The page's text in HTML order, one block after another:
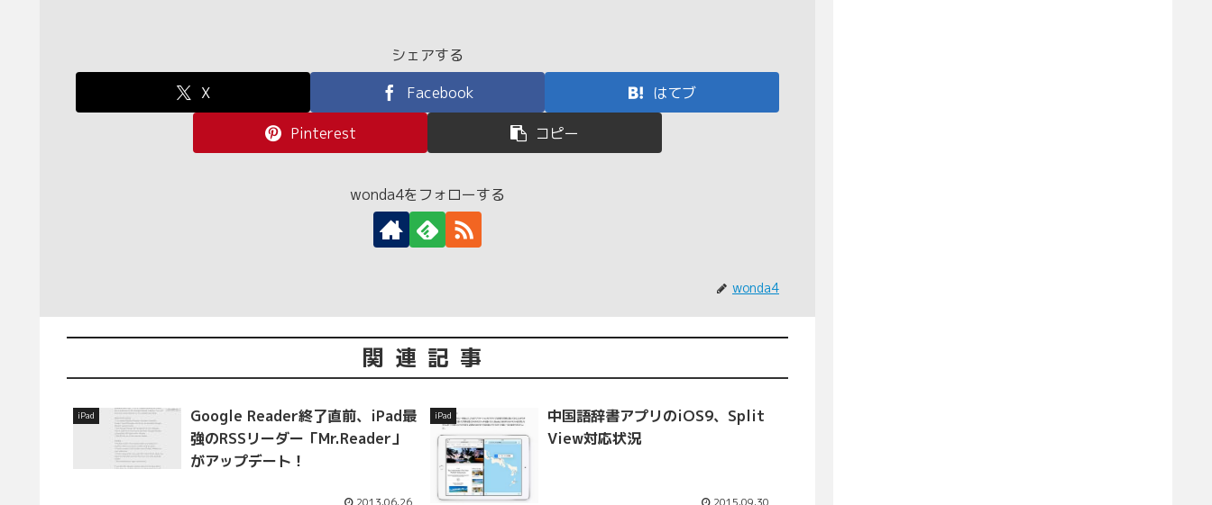
シェアする
X
Facebook はてブ
Pinterest コピー
wonda4をフォローする
wonda4
関連記事
iPad
Google Reader終了直前、iPad最
強のRSSリーダー「Mr.Reader」
がアップデート！
2013.06.26
iPad
中国語辞書アプリのiOS9、Split
View対応状況
2015.09.30